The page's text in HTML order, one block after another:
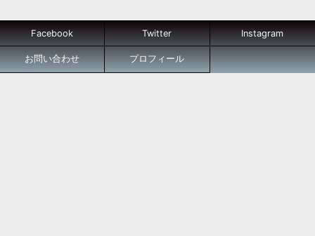
Facebook Twitter Instagram
お問い合わせ プロフィール